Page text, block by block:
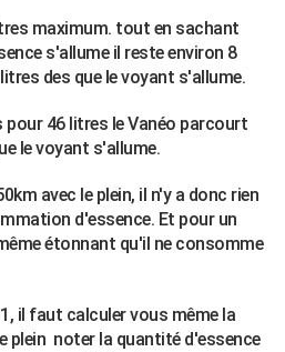
maximum. tout en sachant
s'allume il reste environ 8
des que le voyant s'allume.
pour 46 litres le Vanéo parcourt
le voyant s'allume.
avec le plein, il n'y a donc rien
d'essence. Et pour un
étonnant qu'il ne consomme
il faut calculer vous même la
plein noter la quantité d'essence